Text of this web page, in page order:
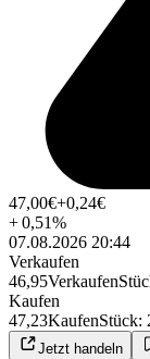
47,00€+0,24€
+0,51%
07.08.2026 20:44
Verkaufen
46,95Verkaufen
Kaufen
47,23KaufenStück:
Jetzt handeln